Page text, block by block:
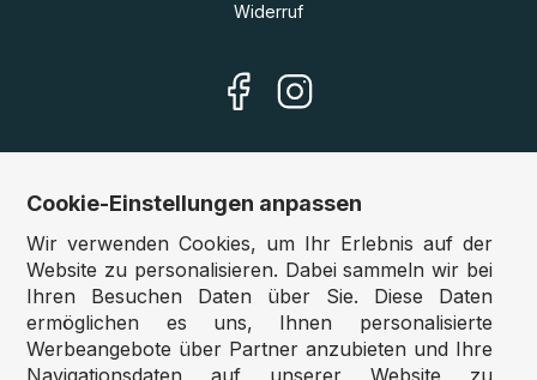
Widerruf
Unsere Shops
Deutschland:www.puzzle.de
Österreich:
www.puzzle.at
Belgien:www.puzzle.be
Großbritannien:www.jigsawpuzzle.co.uk
Cookie-Einstellungen anpassen
Wir verwenden Cookies, um Ihr Erlebnis auf der
Website zu personalisieren. Dabei sammeln wir bei
Ihren Besuchen Daten über Sie. Diese Daten
ermöglichen es uns, Ihnen personalisierte
Werbeangebote über Partner anzubieten und Ihre
Navigationsdaten auf unserer Website zu